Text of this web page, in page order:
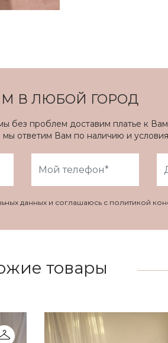
В ЛЮБОЙ ГОРОД
без проблем доставим платье к
мы ответим Вам по наличию и
данных и соглашаюсь с политикой
товары